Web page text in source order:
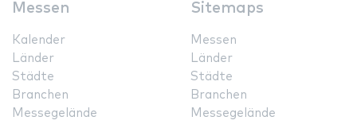
Messen
Kalender
Länder
Städte
Branchen
Messegelände
Sitemaps
Messen
Länder
Städte
Branchen
Messegelände